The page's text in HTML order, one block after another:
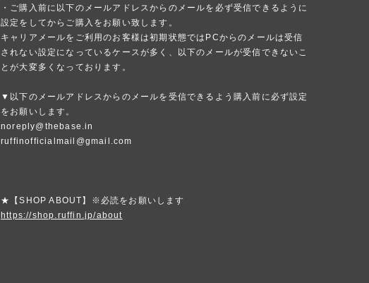
・ご購入前に以下のメールアドレスからのメールを必ず受信できるように
設定をしてからご購入をお願い致します。
キャリアメールをご利用のお客様は初期状態ではPCからのメールは受信
されない設定になっているケースが多く、以下のメールが受信できないこ
とが大変多くなっております。
▼以下のメールアドレスからのメールを受信できるよう購入前に必ず設定
をお願いします。
noreply@thebase.in
ruffinofficialmail@gmail.com
★【SHOP ABOUT】※必読をお願いします
https://shop.ruffin.jp/about